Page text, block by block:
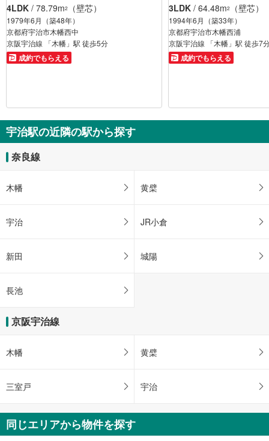
4LDK / 78.79m2 （壁芯）
1979年6月（築48年）
京都府宇治市木幡西中
京阪宇治線 「木幡」駅 徒歩5分
成約でもらえる
3LDK / 64.48m2 （壁芯）
1994年6月（築33年）
京都府宇治市木幡西浦
京阪宇治線 「木幡」駅 徒歩7
成約でもらえる
宇治駅の近隣の駅から探す
奈良線
木幡 黄檗
宇治 JR小倉
新田 城陽
長池
京阪宇治線
木幡 黄檗
三室戸 宇治
同じエリアから物件を探す